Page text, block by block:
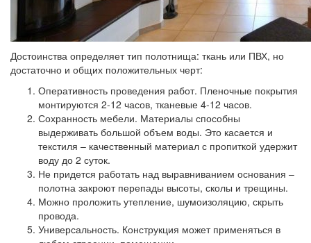
Достоинства определяет тип полотнища: ткань или ПВХ, но
достаточно и общих положительных черт:
Оперативность проведения работ. Пленочные покрытия
монтируются 2-12 часов, тканевые 4-12 часов.
Сохранность мебели. Материалы способны
выдерживать большой объем воды. Это касается и
текстиля – качественный материал с пропиткой удержит
воду до 2 суток.
Не придется работать над выравниванием основания –
полотна закроют перепады высоты, сколы и трещины.
Можно проложить утепление, шумоизоляцию, скрыть
провода.
Универсальность. Конструкция может применяться в